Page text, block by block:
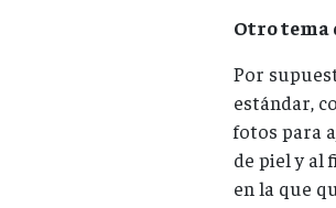
Otro tema
Por
estándar,
fotos para
de piel y al
en la que